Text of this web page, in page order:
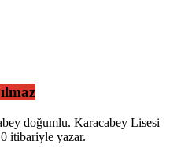
doğumlu. Karacabey Lisesi
itibariyle yazar.